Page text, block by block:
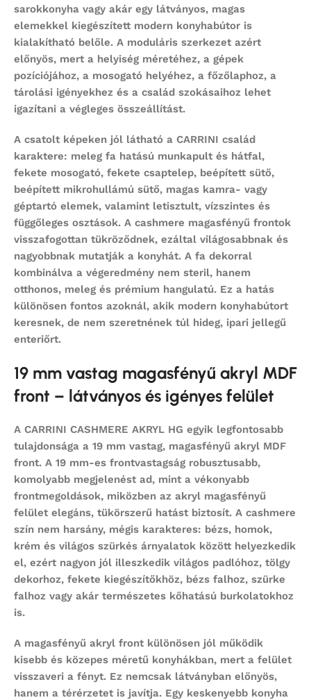
sarokkonyha vagy akár egy látványos, magas
elemekkel kiegészített modern konyhabútor is
kialakítható belőle. A moduláris szerkezet azért
előnyös, mert a helyiség méretéhez, a gépek
pozíciójához, a mosogató helyéhez, a főzőlaphoz, a
tárolási igényekhez és a család szokásaihoz lehet
igazítani a végleges összeállítást.
A csatolt képeken jól látható a CARRINI család
karaktere: meleg fa hatású munkapult és hátfal,
fekete mosogató, fekete csaptelep, beépített sütő,
beépített mikrohullámú sütő, magas kamra- vagy
géptartó elemek, valamint letisztult, vízszintes és
függőleges osztások. A cashmere magasfényű frontok
visszafogottan tükröződnek, ezáltal világosabbnak és
nagyobbnak mutatják a konyhát. A fa dekorral
kombinálva a végeredmény nem steril, hanem
otthonos, meleg és prémium hangulatú. Ez a hatás
különösen fontos azoknál, akik modern konyhabútort
keresnek, de nem szeretnének túl hideg, ipari jellegű
enteriőrt.
19 mm vastag magasfényű akryl MDF
front – látványos és igényes felület
A CARRINI CASHMERE AKRYL HG egyik legfontosabb
tulajdonsága a 19 mm vastag, magasfényű akryl MDF
front. A 19 mm-es frontvastagság robusztusabb,
komolyabb megjelenést ad, mint a vékonyabb
frontmegoldások, miközben az akryl magasfényű
felület elegáns, tükörszerű hatást biztosít. A cashmere
szín nem harsány, mégis karakteres: bézs, homok,
krém és világos szürkés árnyalatok között helyezkedik
el, ezért nagyon jól illeszkedik világos padlóhoz, tölgy
dekorhoz, fekete kiegészítőkhöz, bézs falhoz, szürke
falhoz vagy akár természetes kőhatású burkolatokhoz
is.
A magasfényű akryl front különösen jól működik
kisebb és közepes méretű konyhákban, mert a felület
visszaveri a fényt. Ez nemcsak látványban előnyös,
hanem a térérzetet is javítja. Egy keskenyebb konyha